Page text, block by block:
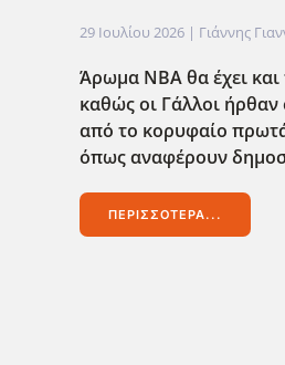
29 Ιουλίου 2026 | Γιάννης
Άρωμα ΝΒΑ θα έχει και
καθώς οι Γάλλοι
από το κορυφαίο
όπως αναφέρουν
ΠΕΡΙΣΣΌΤΕΡΑ...